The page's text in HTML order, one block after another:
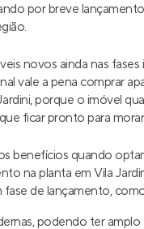
por breve
novos ainda nas fases
vale a pena comprar
porque o imóvel
ficar pronto para morar.
benefícios quando
na planta em Vila
fase de lançamento,
podendo ter